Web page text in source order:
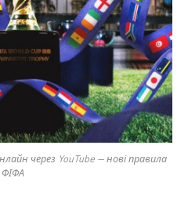
через YouTube — нові правила
ФІФА